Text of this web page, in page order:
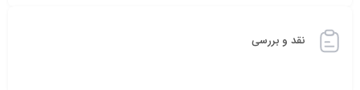
نقد و بررسی